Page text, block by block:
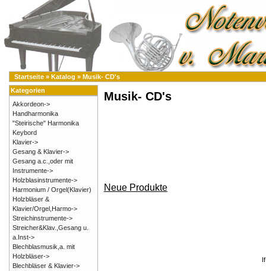
Startseite » Katalog » Musik- CD's
Musik- CD's
Neue Produkte
Kategorien
Akkordeon->
Handharmonika
"Steirische" Harmonika
Keybord
Klavier->
Gesang & Klavier->
Gesang a.c.,oder mit
Instrumente->
Holzblasinstrumente->
Harmonium / Orgel(Klavier)
Holzbläser &
Klavier/Orgel,Harmo->
Streichinstrumente->
Streicher&Klav.,Gesang u.
a.Inst->
Blechblasmusik,a. mit
Holzbläser->
Blechbläser & Klavier->